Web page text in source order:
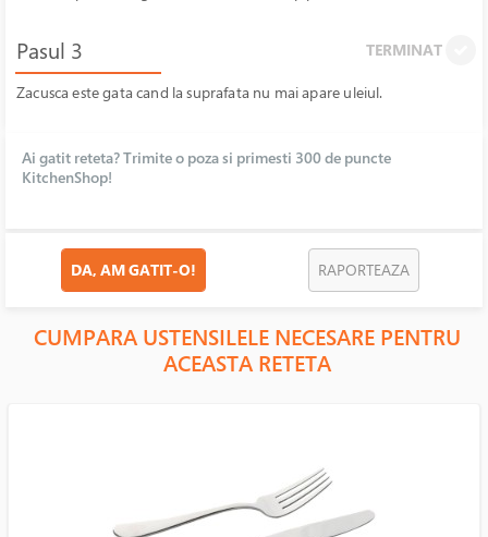
Pasul 3 TERMINAT
Zacusca este gata cand la suprafata nu mai apare uleiul.
Ai gatit reteta? Trimite o poza si primesti 300 de puncte
KitchenShop!
DA, AM GATIT-O! RAPORTEAZA
CUMPARA USTENSILELE NECESARE PENTRU
ACEASTA RETETA